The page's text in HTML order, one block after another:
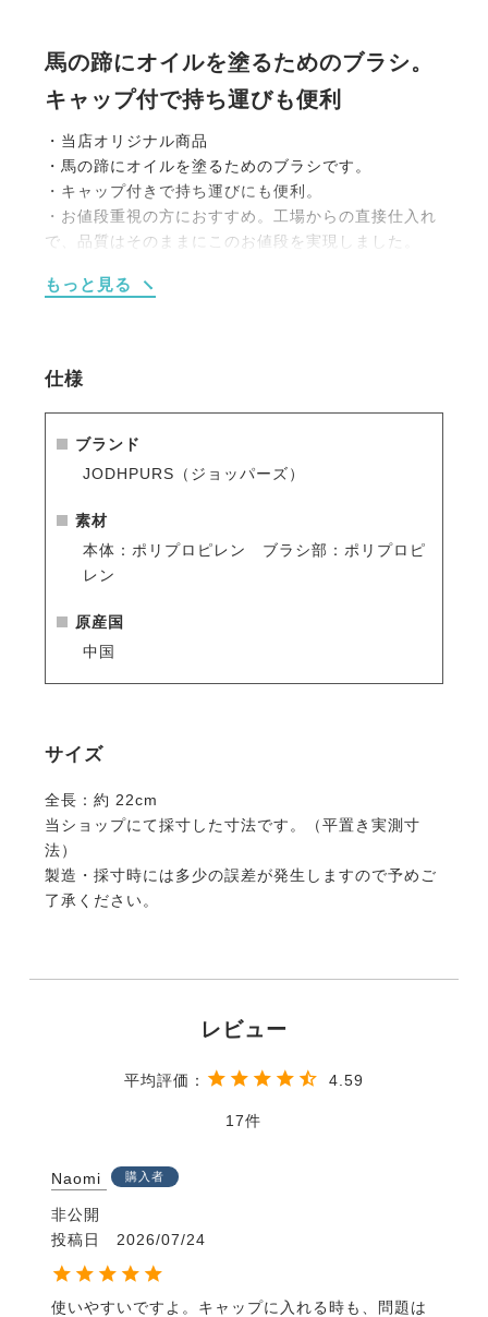
馬の蹄にオイルを塗るためのブラシ。
キャップ付で持ち運びも便利
・当店オリジナル商品
・馬の蹄にオイルを塗るためのブラシです。
・キャップ付きで持ち運びにも便利。
・お値段重視の方におすすめ。工場からの直接仕入れ
で、品質はそのままにこのお値段を実現しました。
もっと見る
仕様
ブランド
JODHPURS（ジョッパーズ）
素材
本体：ポリプロピレン ブラシ部：ポリプロピ
レン
原産国
中国
サイズ
全長：約 22cm
当ショップにて採寸した寸法です。（平置き実測寸
法）
製造・採寸時には多少の誤差が発生しますので予めご
了承ください。
4.59
17
Naomi 購入者
非公開
投稿日
2026/07/24
使いやすいですよ。キャップに入れる時も、問題は